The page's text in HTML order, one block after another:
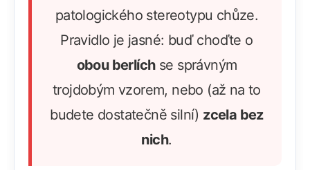
patologického stereotypu chůze.
Pravidlo je jasné: buď choďte o
obou berlíchse správným
trojdobým vzorem, nebo (až na to
budete dostatečně silní) zcela bez
nich.